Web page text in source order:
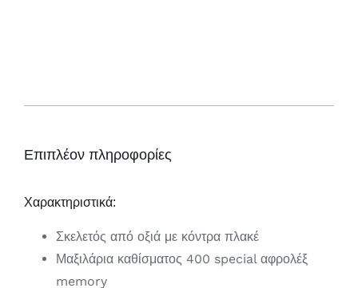
Επιπλέον πληροφορίες
Χαρακτηριστικά:
Σκελετός από οξιά με κόντρα πλακέ
Μαξιλάρια καθίσματος 400 special αφρολέξ
memory